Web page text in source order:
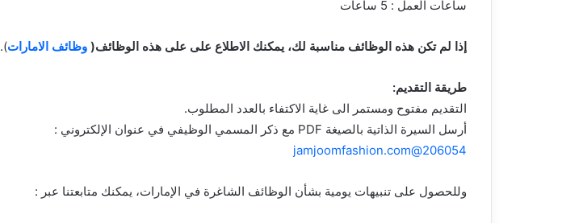
‏ساعات العمل : 5 ساعات
إذا لم تكن هذه الوظائف مناسبة لك، يمكنك الاطلاع على على هذه الوظائف( وظائف الامارات).
طريقة التقديم:
التقديم مفتوح ومستمر الى غاية الاكتفاء بالعدد المطلوب.
أرسل السيرة الذاتية بالصيغة PDF مع ذكر المسمي الوظيفي في عنوان الإلكتروني :
206054@jamjoomfashion.com
وللحصول على تنبيهات يومية بشأن الوظائف الشاغرة في الإمارات، يمكنك متابعتنا عبر :